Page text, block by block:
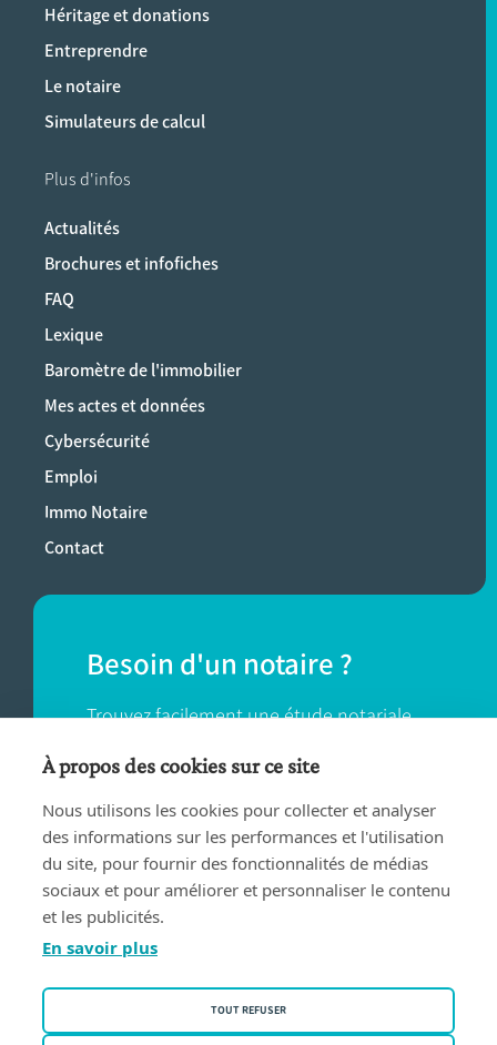
Héritage et donations
Entreprendre
Le notaire
Simulateurs de calcul
Plus d'infos
Actualités
Brochures et infofiches
FAQ
Lexique
Baromètre de l'immobilier
Mes actes et données
Cybersécurité
Emploi
Immo Notaire
Contact
Besoin d'un notaire ?
Trouvez facilement une étude notariale
près de chez vous.
TROUVER UN NOTAIRE
Conditions d'utilisation
À propos des cookies sur ce site
Nous utilisons les cookies pour collecter et analyser
des informations sur les performances et l'utilisation
du site, pour fournir des fonctionnalités de médias
sociaux et pour améliorer et personnaliser le contenu
et les publicités.
En savoir plus
TOUT REFUSER